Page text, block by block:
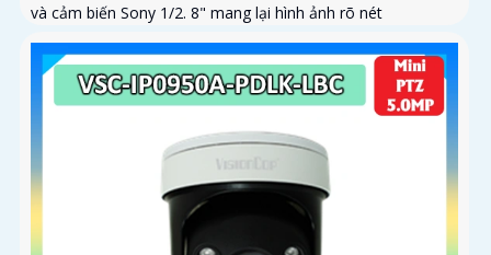
và cảm biến Sony 1/2. 8" mang lại hình ảnh rõ nét